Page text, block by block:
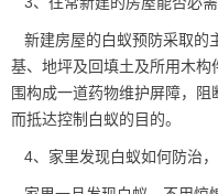
新建房屋的白蚁预防采取的
基、地坪及回填土及所用木构
围构成一道药物维护屏障，
而抵达控制白蚁的目的。
4、家里发现白蚁如何防治